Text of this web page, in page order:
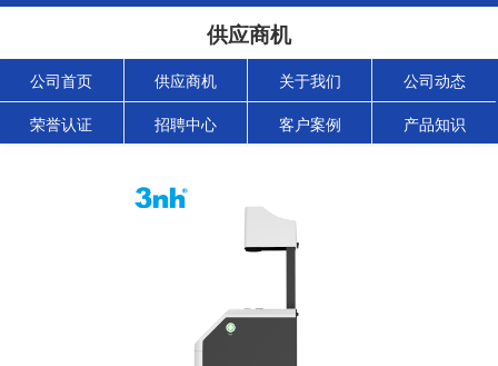
供应商机
公司首页 供应商机 关于我们 公司动态
荣誉认证 招聘中心 客户案例 产品知识